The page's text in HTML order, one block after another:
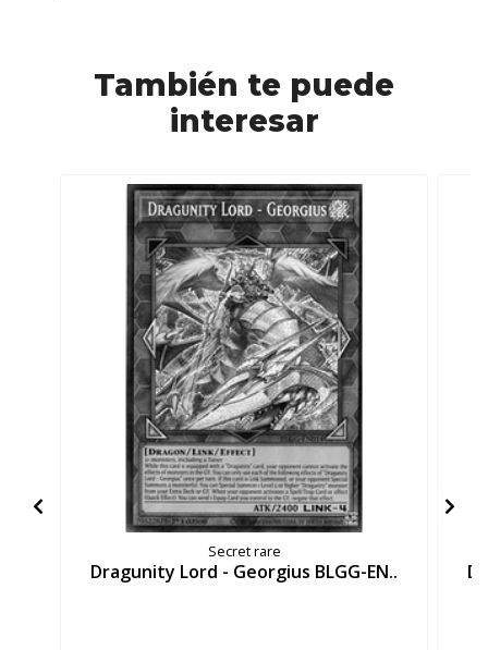
También te puede
interesar
Secret rare
Dragunity Lord - Georgius BLGG-EN..